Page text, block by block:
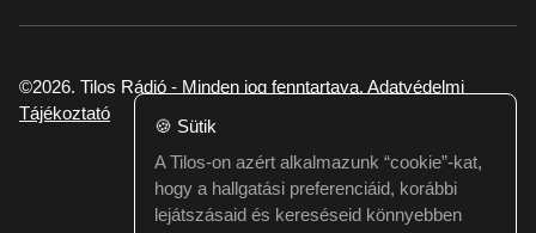
©2026. Tilos Rádió - Minden jog fenntartava. Adatvédelmi
Tájékoztató
Ha hibát találtál vagy kérdésed van itt jelezd:
webmester@tilos.hu
🍪 Sütik
A Tilos-on azért alkalmazunk “cookie”-kat,
hogy a hallgatási preferenciáid, korábbi
lejátszásaid és kereséseid könnyebben